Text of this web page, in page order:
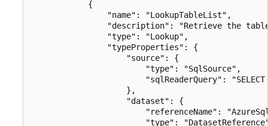
            {
                "name": "LookupTableList",
"description": "Retrieve the
                "type": "Lookup",
                "typeProperties": {
                    "source": {
                        "type": "SqlSource",
"sqlReaderQuery":
                    },
                    "dataset": {
"referenceName":
"type":